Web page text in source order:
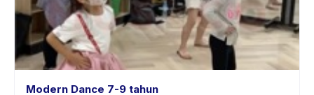
Modern Dance 7-9 tahun